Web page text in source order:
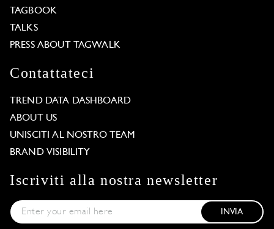
TAGBOOK
TALKS
PRESS ABOUT TAGWALK
Contattateci
TREND DATA DASHBOARD
ABOUT US
UNISCITI AL NOSTRO TEAM
BRAND VISIBILITY
Iscriviti alla nostra newsletter
INVIA